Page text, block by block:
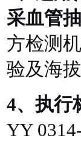
采血管
方检测
验及海
4、执行
YY